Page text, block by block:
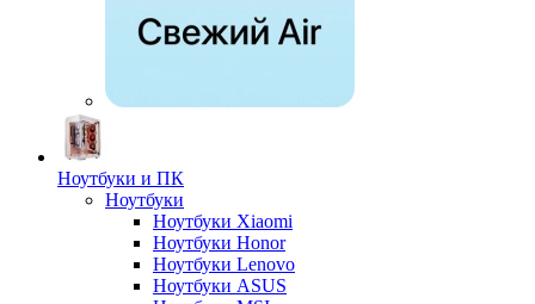
Ноутбуки и ПК
Ноутбуки
Ноутбуки Xiaomi
Ноутбуки Honor
Ноутбуки Lenovo
Ноутбуки ASUS